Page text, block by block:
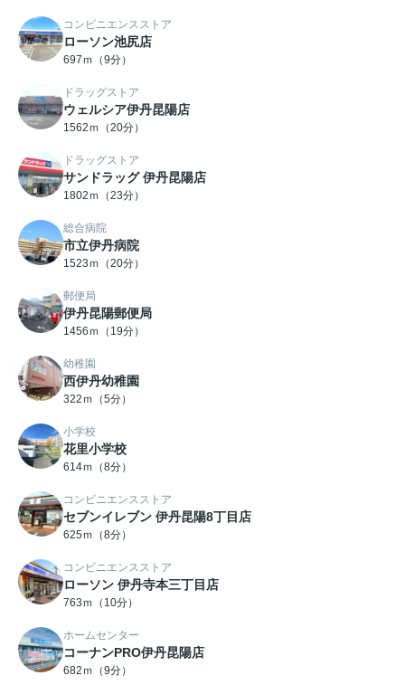
コンビニエンスストア
ローソン池尻店
697ｍ（9分）
ドラッグストア
ウェルシア伊丹昆陽店
1562ｍ（20分）
ドラッグストア
サンドラッグ 伊丹昆陽店
1802ｍ（23分）
総合病院
市立伊丹病院
1523ｍ（20分）
郵便局
伊丹昆陽郵便局
1456ｍ（19分）
幼稚園
西伊丹幼稚園
322ｍ（5分）
小学校
花里小学校
614ｍ（8分）
コンビニエンスストア
セブンイレブン 伊丹昆陽8丁目店
625ｍ（8分）
コンビニエンスストア
ローソン 伊丹寺本三丁目店
763ｍ（10分）
ホームセンター
コーナンPRO伊丹昆陽店
682ｍ（9分）